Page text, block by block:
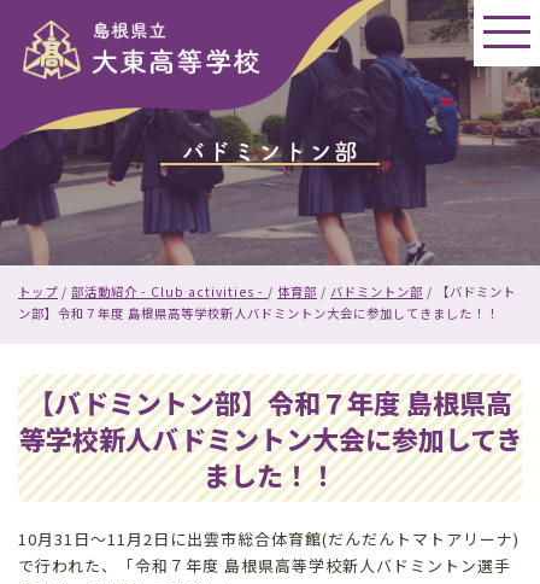
バドミントン部
現
在
置：
トップ / 部活動紹介 - Club activities - / 体育部 / バドミントン部 /
【バドミント
ン部】令和７年度 島根県高等学校新人バドミントン大会に参加してきました！！
【バドミントン部】令和７年度 島根県高
等学校新人バドミントン大会に参加してき
ました！！
10月31日～11月2日に出雲市総合体育館(だんだんトマトアリーナ)
で行われた、「令和７年度 島根県高等学校新人バドミントン選手